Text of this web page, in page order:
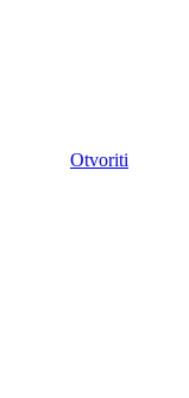
Otvoriti